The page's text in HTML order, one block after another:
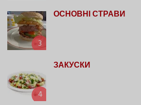
3
ОСНОВНІ СТРАВИ
4
ЗАКУСКИ